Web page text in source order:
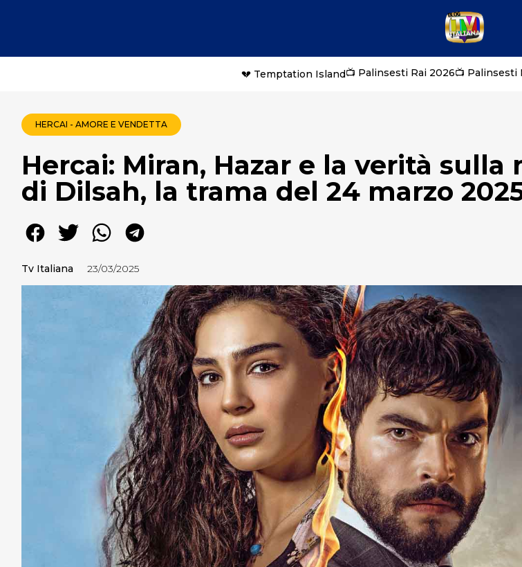
💔 Temptation Island📺 Palinsesti Rai 2026📺 Palinsesti
HERCAI - AMORE E VENDETTA
Hercai: Miran, Hazar e la verità sulla
di Dilsah, la trama del 24 marzo
Tv Italiana 23/03/2025